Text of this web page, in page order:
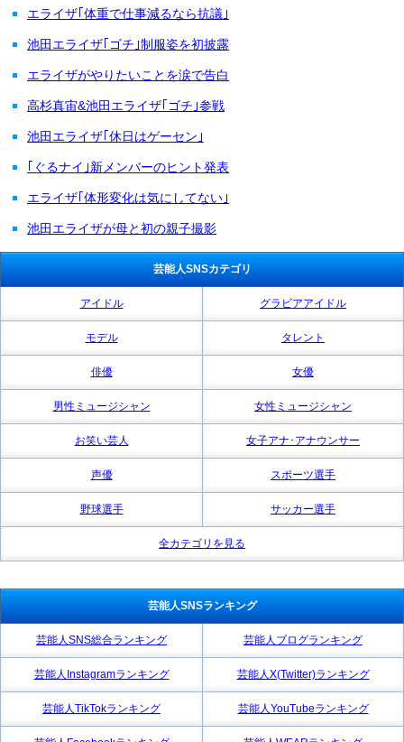
エライザ｢体重で仕事減るなら抗議｣
池田エライザ｢ゴチ｣制服姿を初披露
エライザがやりたいことを涙で告白
高杉真宙&池田エライザ｢ゴチ｣参戦
池田エライザ｢休日はゲーセン｣
｢ぐるナイ｣新メンバーのヒント発表
エライザ｢体形変化は気にしてない｣
池田エライザが母と初の親子撮影
芸能人SNSカテゴリ
アイドル グラビアアイドル
モデル タレント
俳優 女優
男性ミュージシャン 女性ミュージシャン
お笑い芸人 女子アナ･アナウンサー
声優 スポーツ選手
野球選手 サッカー選手
全カテゴリを見る
芸能人SNSランキング
芸能人SNS総合ランキング 芸能人ブログランキング
芸能人Instagramランキング 芸能人X(Twitter)ランキング
芸能人TikTokランキング 芸能人YouTubeランキング